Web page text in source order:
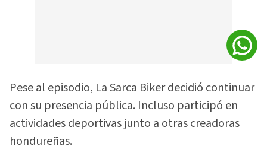
Pese al episodio, La Sarca Biker decidió continuar
con su presencia pública. Incluso participó en
actividades deportivas junto a otras creadoras
hondureñas.